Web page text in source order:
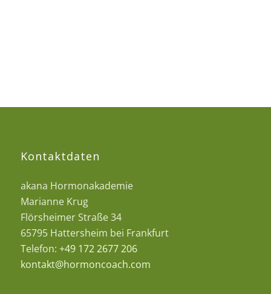
Kontaktdaten
akana Hormonakademie
Marianne Krug
Flörsheimer Straße 34
65795 Hattersheim bei Frankfurt
Telefon: +49 172 2677 206
kontakt@hormoncoach.com